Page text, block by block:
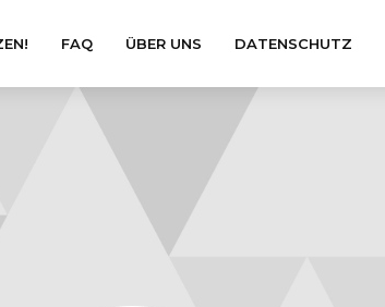
FAQ ÜBER UNS DATENSCHUTZ